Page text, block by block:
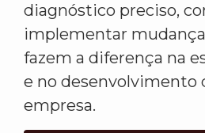
diagnóstico preciso,
implementar
fazem a diferença na
e no desenvolvimento
empresa.